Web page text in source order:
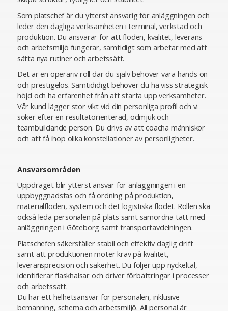
Som platschef är du ytterst ansvarig för anläggningen och
leder den dagliga verksamheten i terminal, verkstad och
produktion. Du ansvarar för att flöden, kvalitet, leverans
och arbetsmiljö fungerar, samtidigt som arbetar med att
sätta nya rutiner och arbetssätt.
Det är en operariv roll där du själv behöver vara hands on
och prestigelös. Samtididigt behöver du ha viss strategisk
höjd och ha erfarenhet från att starta upp verksamheter.
Vår kund lägger stor vikt vid din personliga profil och vi
söker efter en resultatorienterad, ödmjuk och
teambuildande person. Du drivs av att coacha människor
och att få ihop olika konstellationer av personligheter.
Ansvarsområden
Uppdraget blir ytterst ansvar för anläggningen i en
uppbyggnadsfas och få ordning på produktion,
materialflöden, system och det logistiska flödet. Rollen ska
också leda personalen på plats samt samordna tätt med
anläggningen i Göteborg samt transportavdelningen.
Platschefen säkerställer stabil och effektiv daglig drift
samt att produktionen möter krav på kvalitet,
leveransprecision och säkerhet. Du följer upp nyckeltal,
identifierar flaskhalsar och driver förbättringar i processer
och arbetssätt.
Du har ett helhetsansvar för personalen, inklusive
bemanning, schema och arbetsmiljö. All personal är